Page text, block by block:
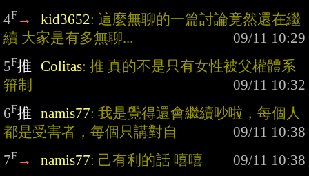
4F → kid3652: 這麼無聊的一篇討論竟然還在繼
續 大家是有多無聊...
5F推 Colitas: 推 真的不是只有女性被父權體系
箝制
6F推 namis77: 我是覺得還會繼續吵啦，每個人
都是受害者，每個只講對自
7F → namis77: 己有利的話 嘻嘻